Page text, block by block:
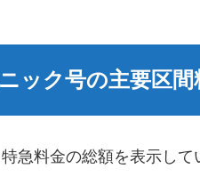
ック号の主要区間
急料金の総額を表示して